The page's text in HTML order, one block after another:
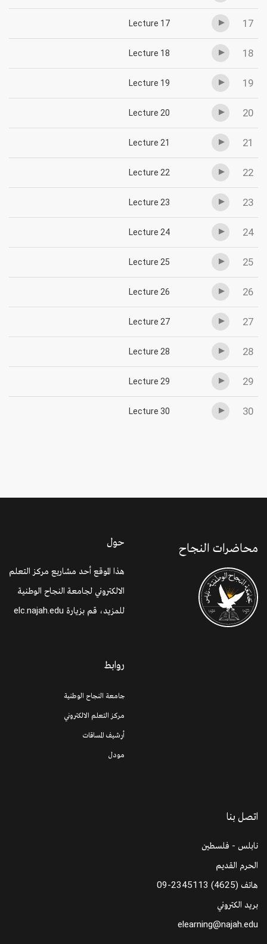
17
Lecture 17
18
Lecture 18
19
Lecture 19
20
Lecture 20
21
Lecture 21
22
Lecture 22
23
Lecture 23
24
Lecture 24
25
Lecture 25
26
Lecture 26
27
Lecture 27
28
Lecture 28
29
Lecture 29
30
Lecture 30
محاضرات النجاح حول
هذا الموقع أحد مشاريع مركز التعلم
الالكتروني لجامعة النجاح الوطنية
للمزيد، قم بزيارة elc.najah.edu
روابط
جامعة النجاح الوطنية
مركز التعلم الالكتروني
أرشيف المساقات
مودل
اتصل بنا
نابلس - فلسطين
الحرم القديم
هاتف 09-2345113 (4625)
بريد الكتروني
elearning@najah.edu